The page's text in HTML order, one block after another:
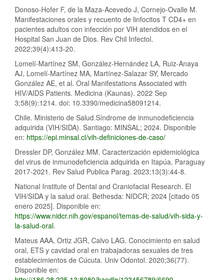
Donoso-Hofer F, de la Maza-Acevedo J, Cornejo-Ovalle M.
Manifestaciones orales y recuento de linfocitos T CD4+ en
pacientes adultos con infección por VIH atendidos en el
Hospital San Juan de Dios. Rev Chil Infectol.
2022;39(4):413-20.
Lomelí-Martínez SM, González-Hernández LA, Ruiz-Anaya
AJ, Lomelí-Martínez MA, Martínez-Salazar SY, Mercado
González AE, et al. Oral Manifestations Associated with
HIV/AIDS Patients. Medicina (Kaunas). 2022 Sep
3;58(9):1214. doi: 10.3390/medicina58091214.
Chile. Ministerio de Salud.Síndrome de inmunodeficiencia
adquirida (VIH/SIDA). Santiago: MINSAL; 2024. Disponible
en: https://epi.minsal.cl/vih-definiciones-de-caso/
Dressler DP, González MM. Caracterización epidemiológica
del virus de inmunodeficiencia adquirida en Itapúa, Paraguay
2017-2021. Rev Salud Publica Parag. 2023;13(3):44-8.
National Institute of Dental and Craniofacial Research. El
VIH/SIDA y la salud oral. Bethesda: NIDCR; 2024 [citado 05
enero 2025]. Disponible en:
https://www.nidcr.nih.gov/espanol/temas-de-salud/vih-sida-y-
la-salud-oral.
Mateus AAA, Ortiz JGR, Calvo LAG. Conocimiento en salud
oral, ETS y cavidad oral en trabajadoras sexuales de tres
establecimientos de Cúcuta. Univ Odontol. 2020;36(77).
Disponible en: